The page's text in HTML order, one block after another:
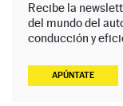
Recibe la
del mundo del
conducción y
APÚNTATE